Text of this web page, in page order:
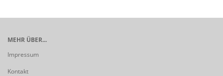
MEHR ÜBER...
Impressum
Kontakt